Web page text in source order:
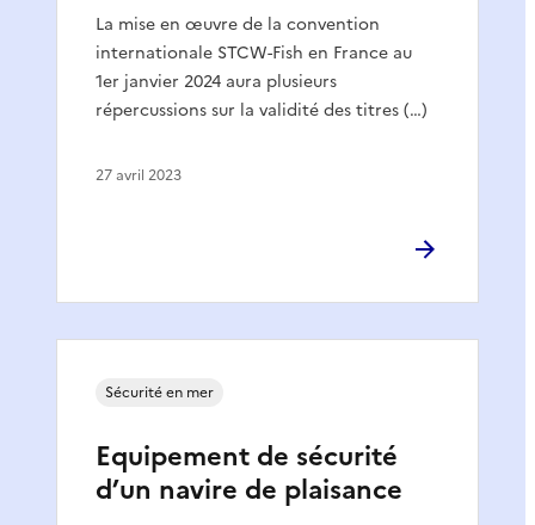
La mise en œuvre de la convention
internationale STCW-Fish en France au
1er janvier 2024 aura plusieurs
répercussions sur la validité des titres (…)
27 avril 2023
Equipement de sécurité
d’un navire de plaisance
Sécurité en mer